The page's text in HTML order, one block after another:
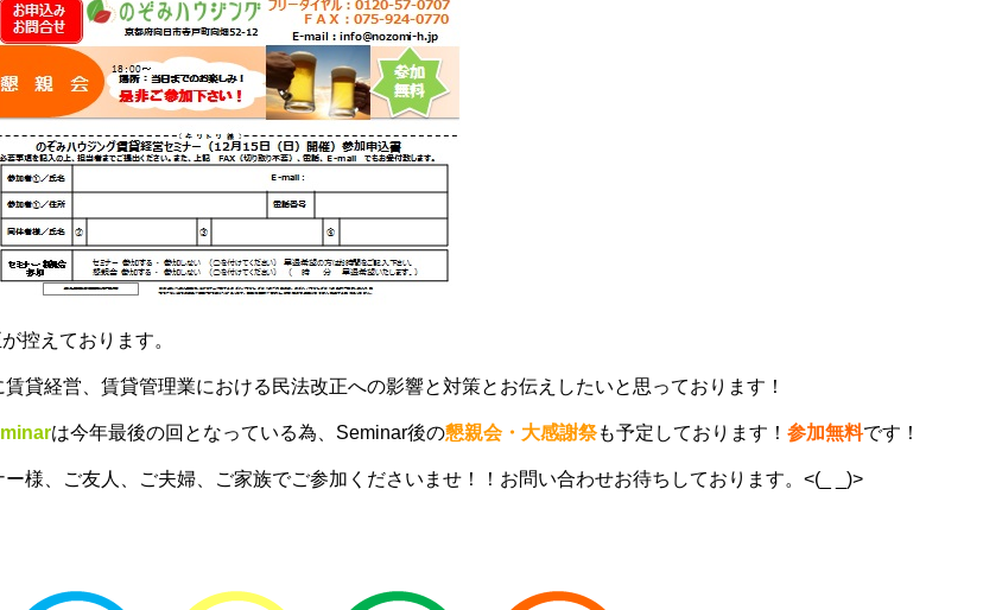
控えております。
貸経営、賃貸管理業における民法改正への影響と対策とお伝えしたいと思っております！
は今年最後の回となっている為、Seminar後の懇親会・大感謝祭も予定しております！ 参加無料です！
様、ご友人、ご夫婦、ご家族でご参加くださいませ！！お問い合わせお待ちしております。<(_ _)>